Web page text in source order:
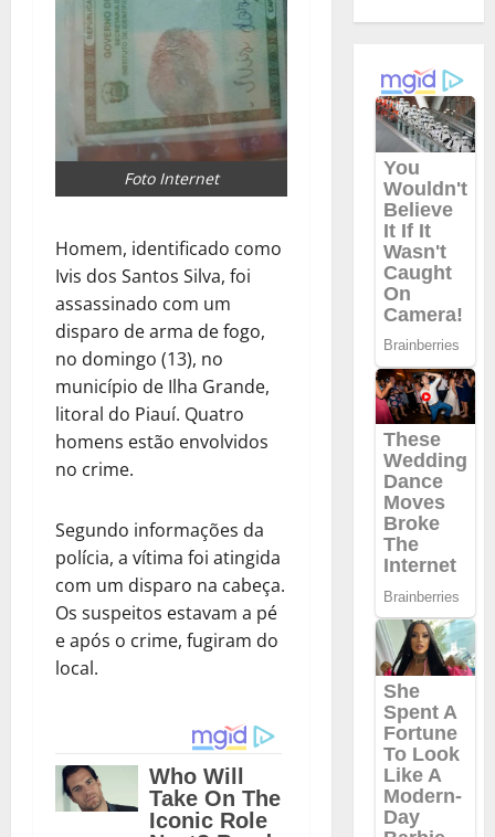
Foto Internet
Homem, identificado como
Ivis dos Santos Silva, foi
assassinado com um
disparo de arma de fogo,
no domingo (13), no
município de Ilha Grande,
litoral do Piauí. Quatro
homens estão envolvidos
no crime.
Segundo informações da
polícia, a vítima foi atingida
com um disparo na cabeça.
Os suspeitos estavam a pé
e após o crime, fugiram do
local.